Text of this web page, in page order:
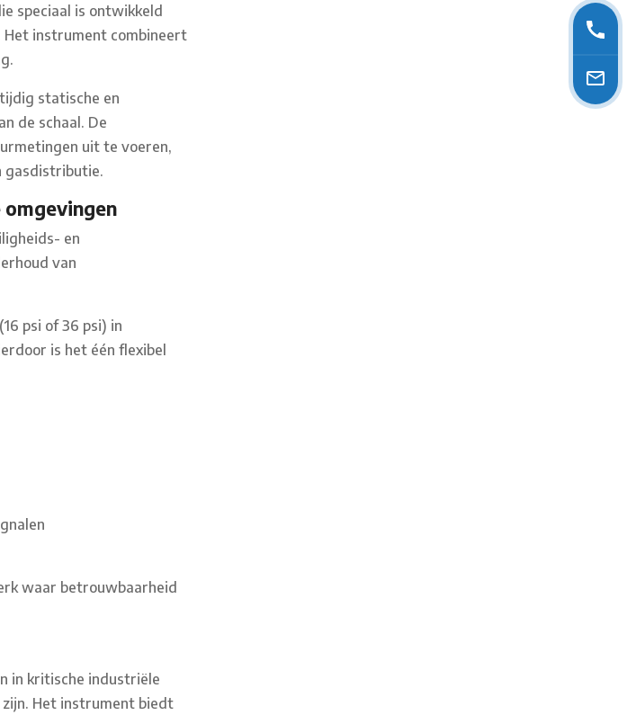
speciaal is ontwikkeld
Het instrument combineert
statische en
de schaal. De
uit te voeren,
gasdistributie.
en
van
psi of 36 psi) in
is het één flexibel
waar betrouwbaarheid
in kritische industriële
Het instrument biedt